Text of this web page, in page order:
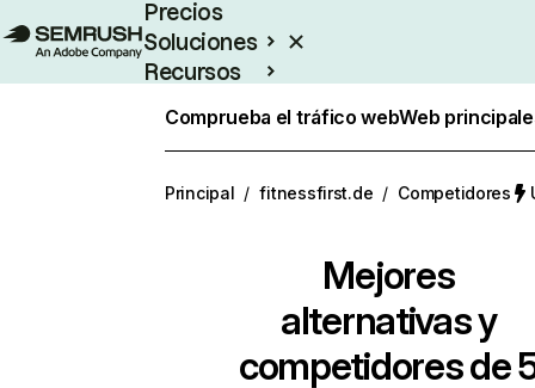
Precios
Soluciones
Recursos
Comprueba el tráfico webWeb
Principal / fitnessfirst.de / Competidores
Mejores
alternativas y
competidores de